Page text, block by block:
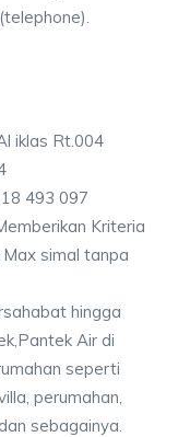
iklas Rt.004
493 097
Kriteria
simal tanpa
hingga
Air di
seperti
perumahan,
sebagainya.